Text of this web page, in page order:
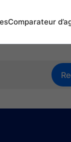
Comparateur